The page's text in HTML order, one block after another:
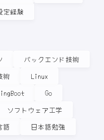
定経験
バックエンド技術
術
Linux
Go
ソフトウェア工学
語
日本語勉強